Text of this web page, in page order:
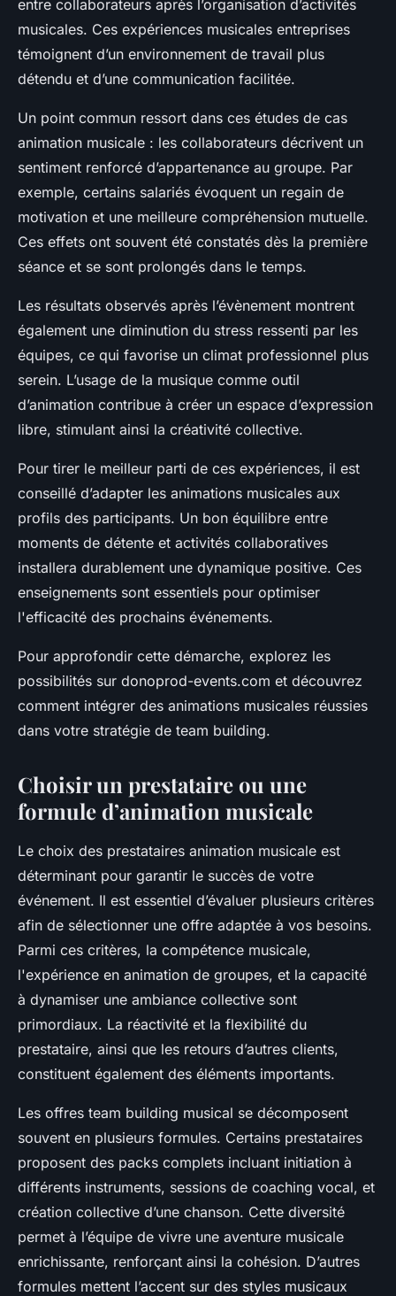
entre collaborateurs après l’organisation d’activités
musicales. Ces expériences musicales entreprises
témoignent d’un environnement de travail plus
détendu et d’une communication facilitée.
Un point commun ressort dans ces études de cas
animation musicale : les collaborateurs décrivent un
sentiment renforcé d’appartenance au groupe. Par
exemple, certains salariés évoquent un regain de
motivation et une meilleure compréhension mutuelle.
Ces effets ont souvent été constatés dès la première
séance et se sont prolongés dans le temps.
Les résultats observés après l’évènement montrent
également une diminution du stress ressenti par les
équipes, ce qui favorise un climat professionnel plus
serein. L’usage de la musique comme outil
d’animation contribue à créer un espace d’expression
libre, stimulant ainsi la créativité collective.
Pour tirer le meilleur parti de ces expériences, il est
conseillé d’adapter les animations musicales aux
profils des participants. Un bon équilibre entre
moments de détente et activités collaboratives
installera durablement une dynamique positive. Ces
enseignements sont essentiels pour optimiser
l'efficacité des prochains événements.
Pour approfondir cette démarche, explorez les
possibilités sur donoprod-events.com et découvrez
comment intégrer des animations musicales réussies
dans votre stratégie de team building.
Choisir un prestataire ou une
formule d’animation musicale
Le choix des prestataires animation musicale est
déterminant pour garantir le succès de votre
événement. Il est essentiel d’évaluer plusieurs critères
afin de sélectionner une offre adaptée à vos besoins.
Parmi ces critères, la compétence musicale,
l'expérience en animation de groupes, et la capacité
à dynamiser une ambiance collective sont
primordiaux. La réactivité et la flexibilité du
prestataire, ainsi que les retours d’autres clients,
constituent également des éléments importants.
Les offres team building musical se décomposent
souvent en plusieurs formules. Certains prestataires
proposent des packs complets incluant initiation à
différents instruments, sessions de coaching vocal, et
création collective d’une chanson. Cette diversité
permet à l’équipe de vivre une aventure musicale
enrichissante, renforçant ainsi la cohésion. D’autres
formules mettent l’accent sur des styles musicaux